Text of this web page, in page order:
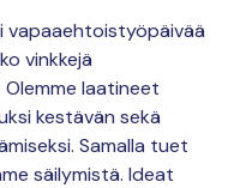
vapaaehtoistyöpäivää
vinkkejä
laatineet
kestävän sekä
Samalla tuet
säilymistä. Ideat